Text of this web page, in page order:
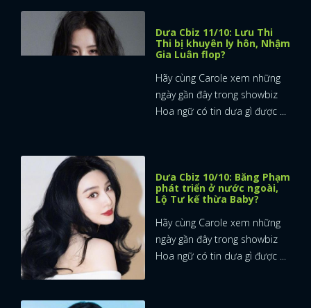
Dưa Cbiz 11/10: Lưu Thi
Thi bị khuyên ly hôn, Nhậm
Gia Luân flop?
Hãy cùng Carole xem những
ngày gần đây trong showbiz
Hoa ngữ có tin dưa gì được ...
Dưa Cbiz 10/10: Băng Phạm
phát triển ở nước ngoài,
Lộ Tư kế thừa Baby?
Hãy cùng Carole xem những
ngày gần đây trong showbiz
Hoa ngữ có tin dưa gì được ...